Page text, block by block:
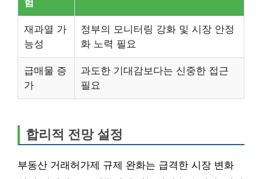
험
재과열 가
능성
정부의 모니터링 강화 및 시장 안정
화 노력 필요
급매물 증
가
과도한 기대감보다는 신중한 접근
필요
합리적 전망 설정
부동산 거래허가제 규제 완화는 급격한 시장 변화